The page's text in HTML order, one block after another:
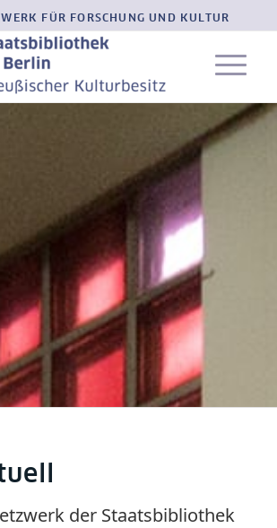
FÜR FORSCHUNG UND KULTUR
der Staatsbibliothek